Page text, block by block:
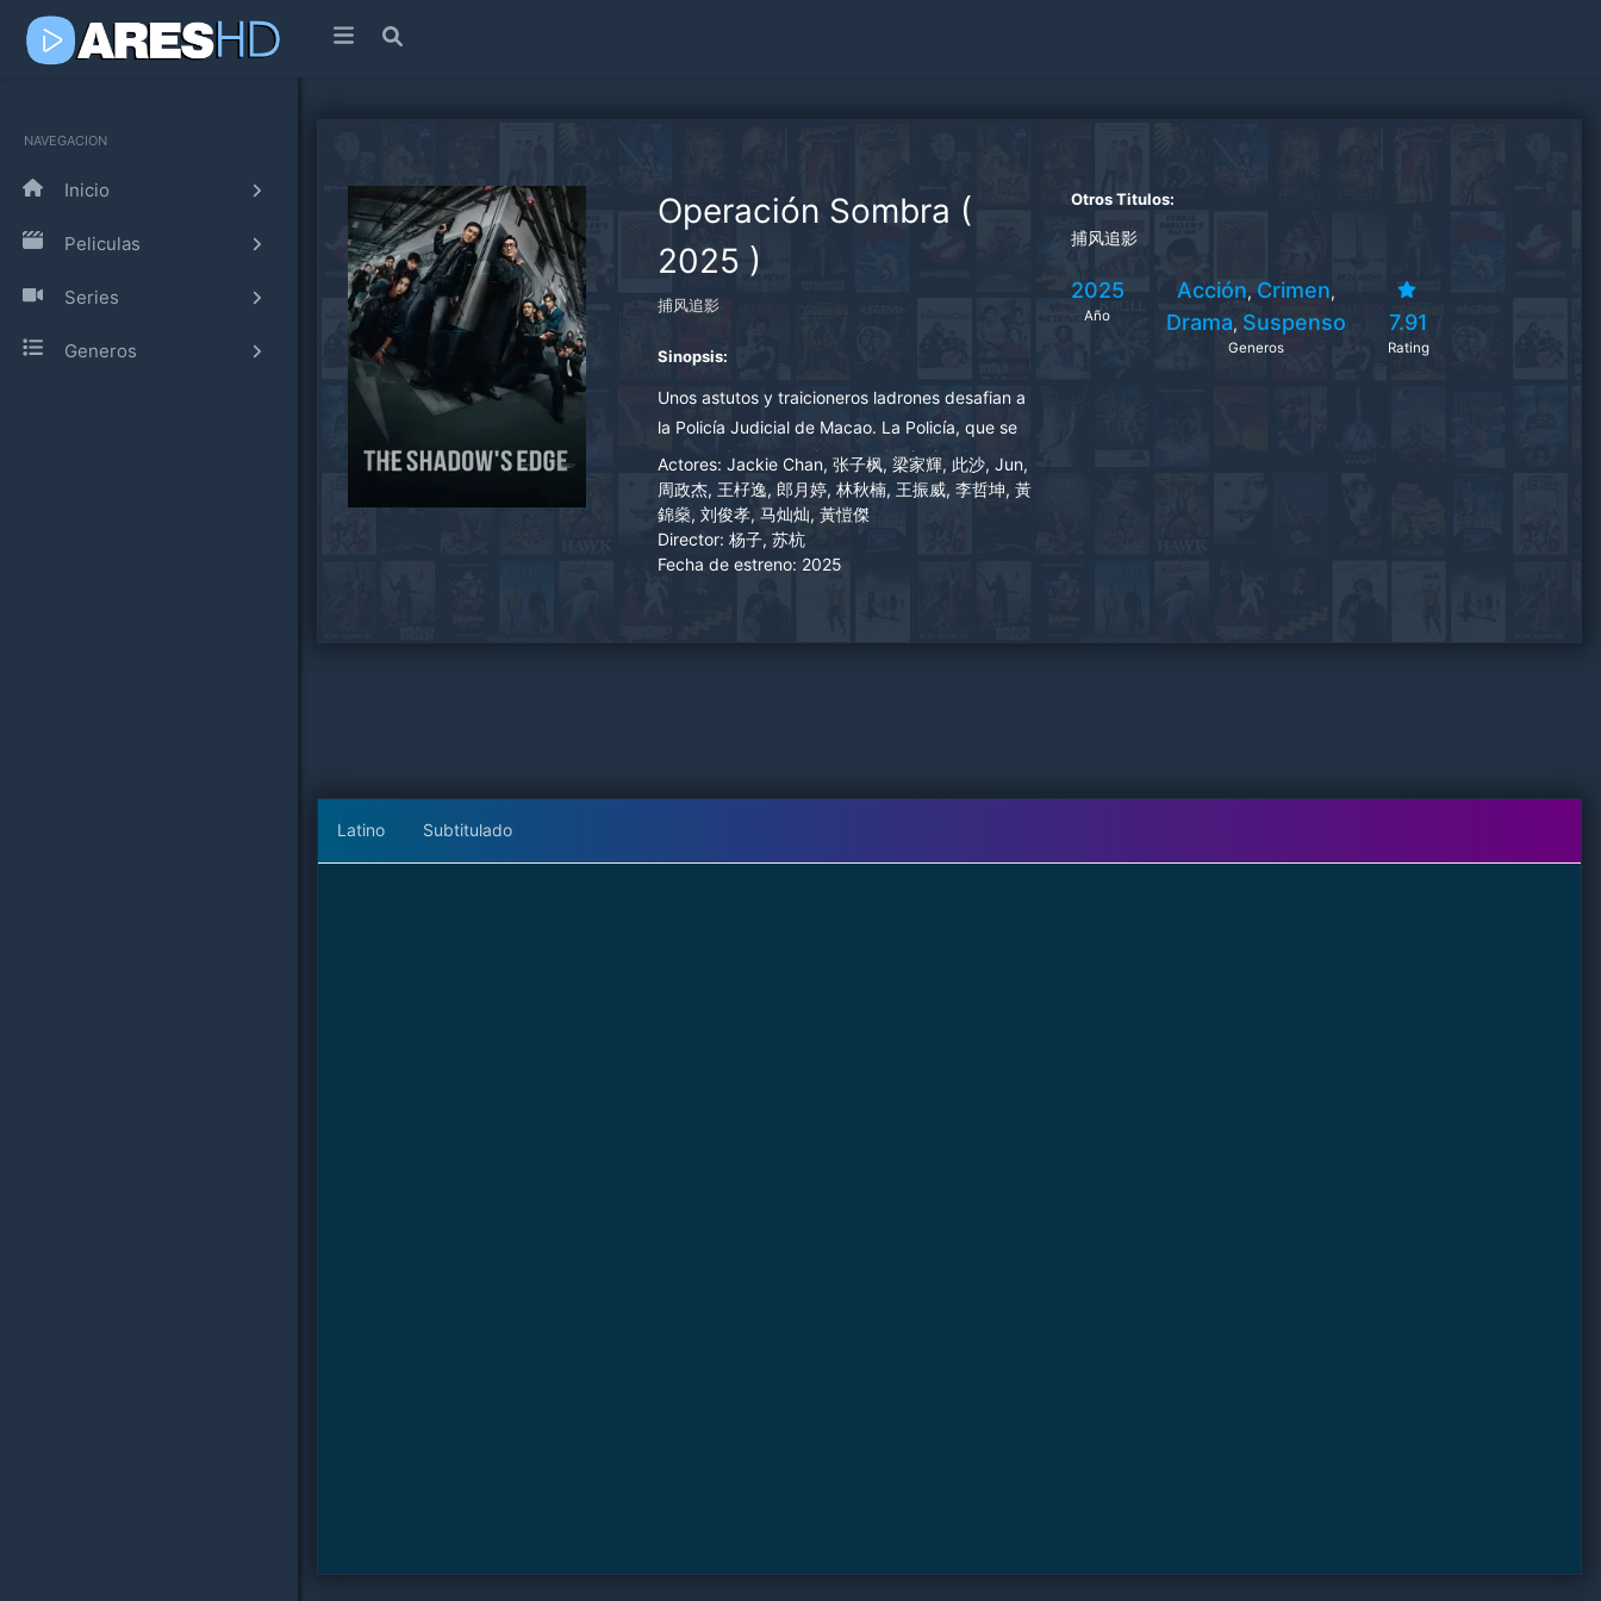
NAVEGACION
Inicio
Peliculas
Series
Generos
Operación Sombra (
2025 )
捕风追影
Sinopsis:
Unos astutos y traicioneros ladrones desafian a
la Policía Judicial de Macao. La Policía, que se
encontraba en una dura batalla, invita de nuevo
al experto en rastreo Huang De Zhong, retirado
desde hace muchos años, a unir fuerzas con la
joven élite del Departamento de Investigación
Criminal de la Policía Judicial. Bajo la colisión de
Actores: Jackie Chan, 张子枫, 梁家輝, 此沙, Jun,
周政杰, 王杍逸, 郎月婷, 林秋楠, 王振威, 李哲坤, 黃
錦燊, 刘俊孝, 马灿灿, 黃愷傑
Director: 杨子, 苏杭
Fecha de estreno: 2025
Otros Titulos:
捕风追影
2025
Año
Acción, Crimen,
Drama, Suspenso
Generos
7.91
Rating
Latino Subtitulado